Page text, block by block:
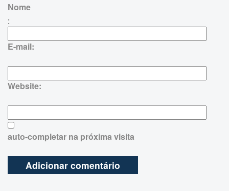
Nome
:
E-mail:
Website:
auto-completar na próxima visita